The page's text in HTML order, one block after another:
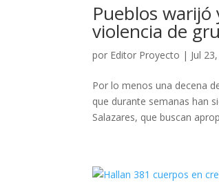
Pueblos
violencia de
por Editor Proyecto | Jul
Por lo menos una decena
que durante semanas han
Salazares, que buscan